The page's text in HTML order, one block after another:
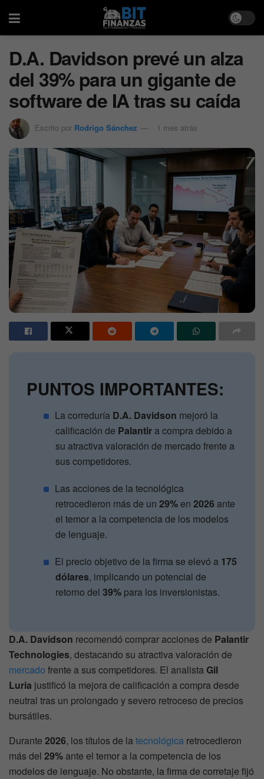
D.A. Davidson prevé un alza
del 39% para un gigante de
software de IA tras su caída
Escrito por Rodrigo Sánchez 1 mes atrás
PUNTOS IMPORTANTES:
La correduría D.A. Davidson mejoró la
calificación de Palantir a compra debido a
su atractiva valoración de mercado frente a
sus competidores.
Las acciones de la tecnológica
retrocedieron más de un29%en2026 ante
el temor a la competencia de los modelos
de lenguaje.
El precio objetivo de la firma se elevó a 175
dólares, implicando un potencial de
retorno del39% para los inversionistas.
D.A. Davidson recomendó comprar acciones de Palantir
Technologies, destacando su atractiva valoración de
mercado frente a sus competidores. El analistaGil
Luria justificó la mejora de calificación a compra desde
neutral tras un prolongado y severo retroceso de precios
bursátiles.
Durante 2026, los títulos de latecnológica retrocedieron
más del 29% ante el temor a la competencia de los
modelos de lenguaje. No obstante, la firma de corretaje fijó